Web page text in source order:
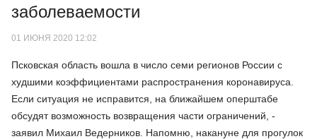
заболеваемости
01 ИЮНЯ 2020 12:02
Псковская область вошла в число семи регионов России с
худшими коэффициентами распространения коронавируса.
Если ситуация не исправится, на ближайшем оперштабе
обсудят возможность возвращения части ограничений, -
заявил Михаил Ведерников. Напомню, накануне для прогулок